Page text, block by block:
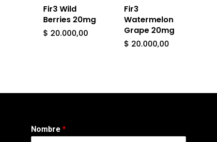
Fir3 Wild
Berries 20mg
$ 20.000,00
Fir3
Watermelon
Grape 20mg
$ 20.000,00
Nombre *